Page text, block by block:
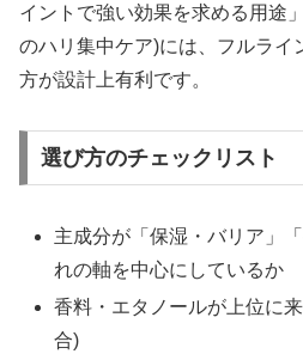
イントで強い効果を求める用途
のハリ集中ケア)には、フルライ
方が設計上有利です。
選び方のチェックリスト
主成分が「保湿・バリア」
れの軸を中心にしているか
香料・エタノールが上位に
合)